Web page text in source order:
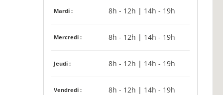
Mardi : 8h - 12h | 14h - 19h
Mercredi : 8h - 12h | 14h - 19h
Jeudi : 8h - 12h | 14h - 19h
Vendredi : 8h - 12h | 14h - 19h